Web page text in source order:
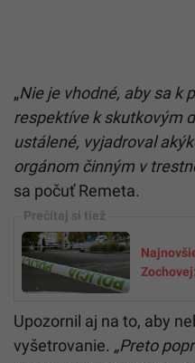
„Nie je vhodné, aby sa k
respektíve k skutkovým
ustálené, vyjadroval
orgánom činným v
sa počuť Remeta.
Upozornil aj na to, aby
vyšetrovanie. „Preto